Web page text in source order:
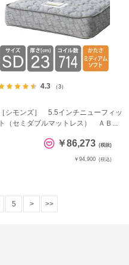
4.3 （3）
［シモンズ］ 5.5インチニューフィッ
ト（セミダブルマットレス） ＡＢ...
￥86,273 (税抜)
￥94,900 (税込)
5 > >>